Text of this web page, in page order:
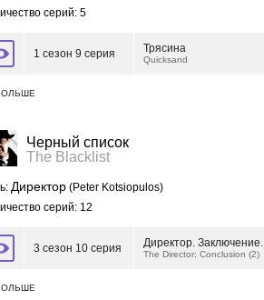
серий: 5
1 сезон 9 серия Трясина
Quicksand
Черный список
The Blacklist
Директор (Peter Kotsiopulos)
серий: 12
3 сезон 10 серия Директор. Заключение.
The Director: Conclusion (2)